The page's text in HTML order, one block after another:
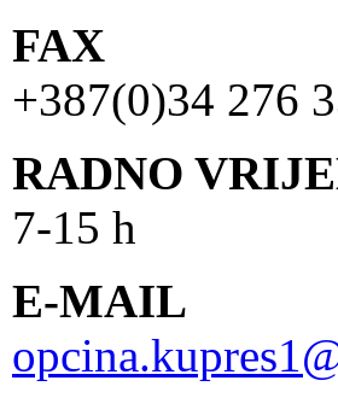
FAX
+387(0)34 276
RADNO
7-15 h
E-MAIL